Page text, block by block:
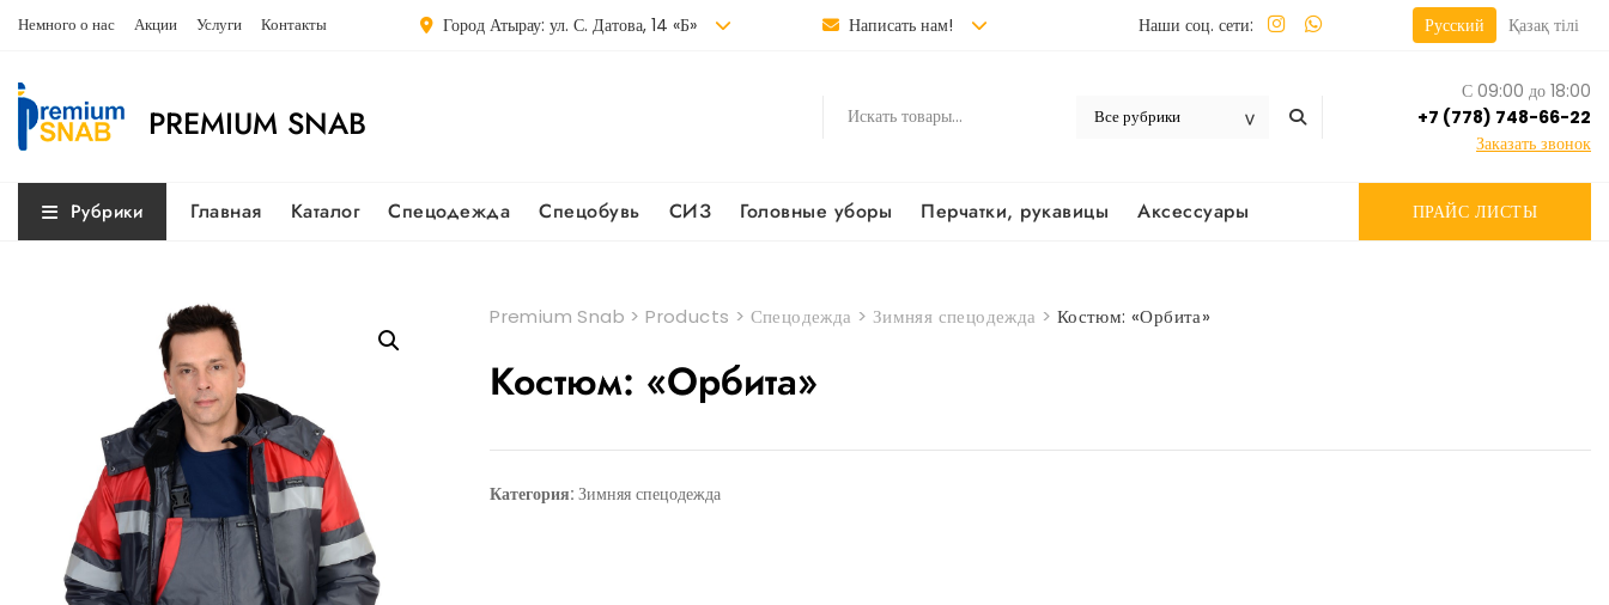
Немного о нас Акции Услуги Контакты Город Атырау: ул. С. Датова, 14 «Б» Написать нам! Наши соц. сети: Русский Қазақ тілі
PREMIUM SNAB
С 09:00 до 18:00
+7 (778) 748-66-22
Заказать звонок
Рубрики Главная Каталог Спецодежда Спецобувь СИЗ Головные уборы Перчатки, рукавицы Аксессуары ПРАЙС ЛИСТЫ
Premium Snab >Products > Спецодежда > Зимняя спецодежда > Костюм: «Орбита»
Костюм: «Орбита»
Категория:Зимняя спецодежда